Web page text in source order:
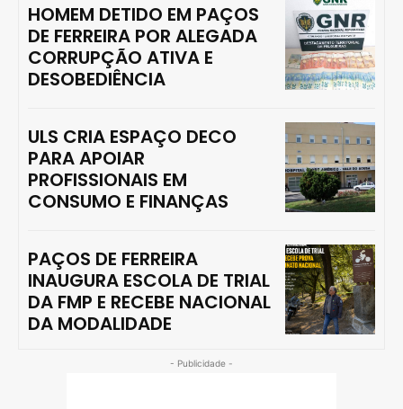
HOMEM DETIDO EM PAÇOS
DE FERREIRA POR ALEGADA
CORRUPÇÃO ATIVA E
DESOBEDIÊNCIA
ULS CRIA ESPAÇO DECO
PARA APOIAR
PROFISSIONAIS EM
CONSUMO E FINANÇAS
PAÇOS DE FERREIRA
INAUGURA ESCOLA DE TRIAL
DA FMP E RECEBE NACIONAL
DA MODALIDADE
- Publicidade -